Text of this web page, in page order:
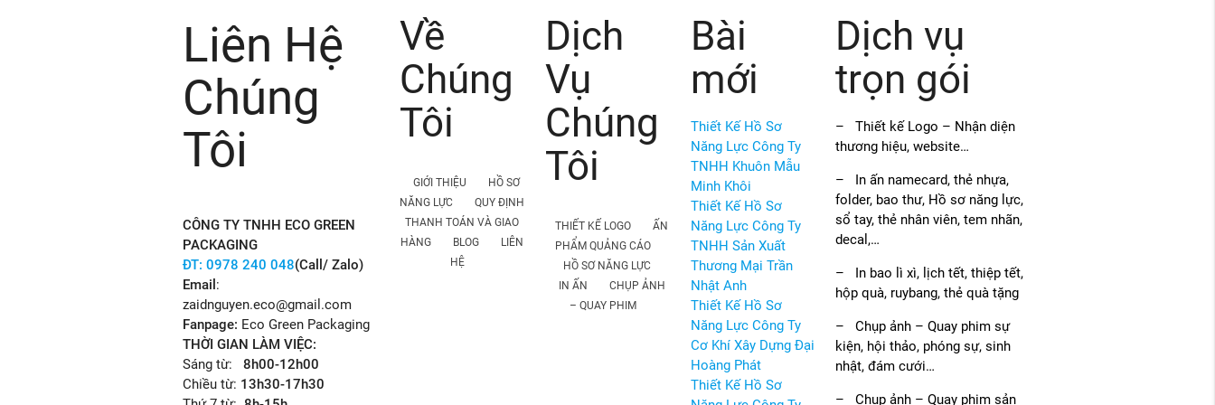
Liên Hệ
Chúng
Tôi
CÔNG TY TNHH ECO GREEN
PACKAGING
ĐT: 0978 240 048(Call/ Zalo)
Email :
zaidnguyen.eco@gmail.com
Fanpage: Eco Green Packaging
THỜI GIAN LÀM VIỆC:
Sáng từ: 8h00-12h00
Chiều từ: 13h30-17h30
Về
Chúng
Tôi
GIỚI THIỆU
HỒ SƠ
NĂNG LỰC
QUY ĐỊNH
THANH TOÁN VÀ GIAO
HÀNG
BLOG
LIÊN
HỆ
Dịch
Vụ
Chúng
Tôi
THIẾT KẾ LOGO
ẤN
PHẨM QUẢNG CÁO
HỒ SƠ NĂNG LỰC
IN ẤN
CHỤP ẢNH
– QUAY PHIM
Bài
mới
Thiết Kế Hồ Sơ
Năng Lực Công Ty
TNHH Khuôn Mẫu
Minh Khôi
Thiết Kế Hồ Sơ
Năng Lực Công Ty
TNHH Sản Xuất
Thương Mại Trần
Nhật Anh
Thiết Kế Hồ Sơ
Năng Lực Công Ty
Cơ Khí Xây Dựng Đại
Hoàng Phát
Thiết Kế Hồ Sơ
Dịch vụ
trọn gói
– Thiết kế Logo – Nhận diện
thương hiệu, website…
– In ấn namecard, thẻ nhựa,
folder, bao thư, Hồ sơ năng lực,
sổ tay, thẻ nhân viên, tem nhãn,
decal,…
– In bao lì xì, lịch tết, thiệp tết,
hộp quà, ruybang, thẻ quà tặng
– Chụp ảnh – Quay phim sự
kiện, hội thảo, phóng sự, sinh
nhật, đám cưới…
– Chụp ảnh – Quay phim sản